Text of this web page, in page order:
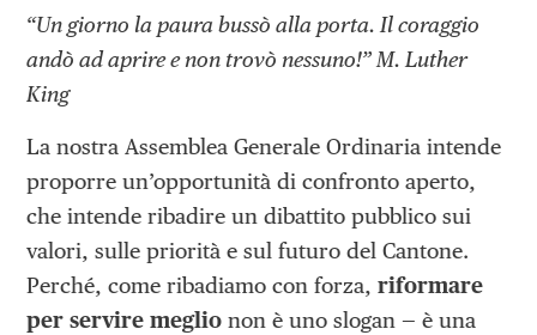
“Un giorno la paura bussò alla porta. Il coraggio
andò ad aprire e non trovò nessuno!” M. Luther
King
La nostra Assemblea Generale Ordinaria intende
proporre un’opportunità di confronto aperto,
che intende ribadire un dibattito pubblico sui
valori, sulle priorità e sul futuro del Cantone.
Perché, come ribadiamo con forza,riformare
per servire meglio non è uno slogan — è una